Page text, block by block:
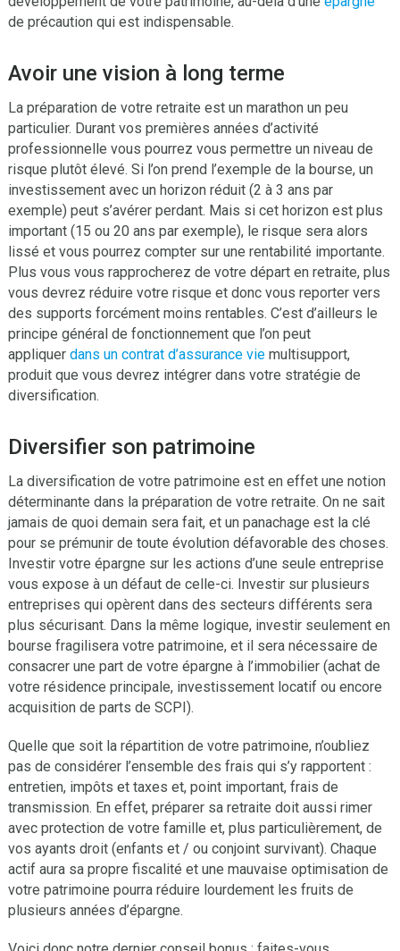
de précaution qui est indispensable.
Avoir une vision à long terme
La préparation de votre retraite est un marathon un peu
particulier. Durant vos premières années d’activité
professionnelle vous pourrez vous permettre un niveau de
risque plutôt élevé. Si l’on prend l’exemple de la bourse, un
investissement avec un horizon réduit (2 à 3 ans par
exemple) peut s’avérer perdant. Mais si cet horizon est plus
important (15 ou 20 ans par exemple), le risque sera alors
lissé et vous pourrez compter sur une rentabilité importante.
Plus vous vous rapprocherez de votre départ en retraite, plus
vous devrez réduire votre risque et donc vous reporter vers
des supports forcément moins rentables. C’est d’ailleurs le
principe général de fonctionnement que l’on peut
appliquer dans un contrat d’assurance viemultisupport,
produit que vous devrez intégrer dans votre stratégie de
diversification.
Diversifier son patrimoine
La diversification de votre patrimoine est en effet une notion
déterminante dans la préparation de votre retraite. On ne sait
jamais de quoi demain sera fait, et un panachage est la clé
pour se prémunir de toute évolution défavorable des choses.
Investir votre épargne sur les actions d’une seule entreprise
vous expose à un défaut de celle-ci. Investir sur plusieurs
entreprises qui opèrent dans des secteurs différents sera
plus sécurisant. Dans la même logique, investir seulement en
bourse fragilisera votre patrimoine, et il sera nécessaire de
consacrer une part de votre épargne à l’immobilier (achat de
votre résidence principale, investissement locatif ou encore
acquisition de parts de SCPI).
Quelle que soit la répartition de votre patrimoine, n’oubliez
pas de considérer l’ensemble des frais qui s’y rapportent :
entretien, impôts et taxes et, point important, frais de
transmission. En effet, préparer sa retraite doit aussi rimer
avec protection de votre famille et, plus particulièrement, de
vos ayants droit (enfants et / ou conjoint survivant). Chaque
actif aura sa propre fiscalité et une mauvaise optimisation de
votre patrimoine pourra réduire lourdement les fruits de
plusieurs années d’épargne.